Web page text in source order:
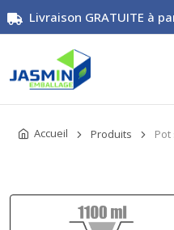
Livraison GRATUITE à
Accueil Produits